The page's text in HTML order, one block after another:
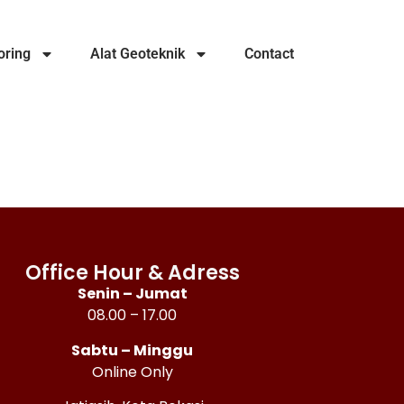
Alat Geoteknik Contact
Office Hour & Adress
Senin – Jumat
08.00 – 17.00
Sabtu – Minggu
Online Only